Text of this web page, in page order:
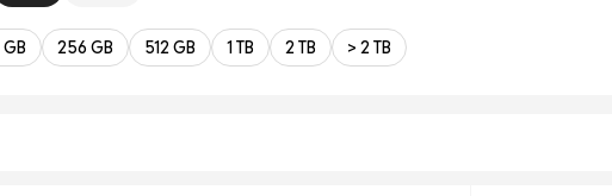
256 GB 512 GB 1 TB 2 TB > 2 TB